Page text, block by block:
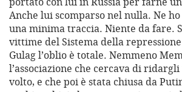
Anche lui scomparso nel nulla. Ne
una minima traccia. Niente da fare.
vittime del Sistema della
Gulag l’oblio è totale. Nemmeno
l’associazione che cercava di
volto, e che poi è stata chiusa da